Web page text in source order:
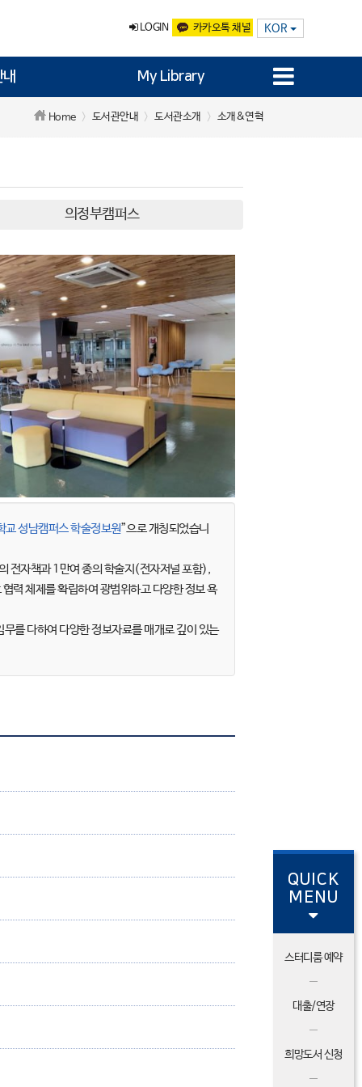
LOGIN 카카오톡 채널 KOR
My Library
Home 도서관안내 도서관소개 소개&연혁
의정부캠퍼스
교 성남캠퍼스 학술정보원”으로 개칭되었습니
전자책과 1만여 종의 학술지(전자저널 포함),
력 체제를 확립하여 광범위하고 다양한 정보 욕
를 다하여 다양한 정보자료를 매개로 깊이 있는
QUICK
MENU
스터디룸 예약
대출/연장
희망도서 신청